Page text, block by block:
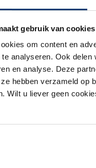
gebruik van cookies
om content en
analyseren. Ook
en analyse. Deze
hebben verzameld op
Wilt u liever geen